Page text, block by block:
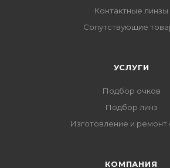
Контактные линзы
Сопутствующие
УСЛУГИ
Подбор очков
Подбор линз
Изготовление и ремонт
КОМПАНИЯ